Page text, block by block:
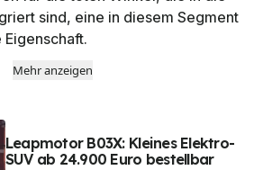
sind, eine in diesem Segment
Mehr anzeigen
Leapmotor B03X: Kleines Elektro-
SUV ab 24.900 Euro bestellbar